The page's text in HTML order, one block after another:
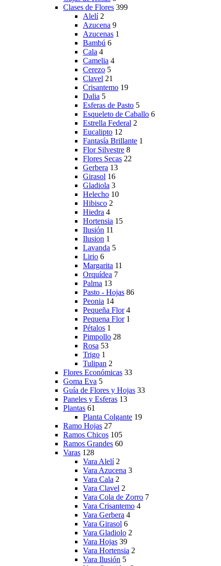
Clases de Flores 399
Alelí 2
Azucena 9
Azucenas 1
Bambú 6
Cala 4
Camelia 4
Cerezo 5
Clavel 21
Crisantemo 19
Dalia 5
Esferas de Pasto 5
Esqueleto de Caballo 6
Estrella Federal 2
Eucalipto 12
Fantasía Brillante 1
Flor Silvestre 8
Flores Secas 22
Gerbera 13
Girasol 16
Gladiola 3
Helecho 10
Hibisco 2
Hiedra 4
Hortensia 15
Ilusión 11
Ilusion 1
Lavanda 5
Lirio 6
Margarita 11
Orquídea 7
Palma 13
Pasto - Hojas 86
Peonia 14
Pequeña Flor 4
Pequena Flor 1
Pétalos 1
Pimpollo 28
Rosa 53
Trigo 1
Tulipan 2
Flores Económicas 33
Goma Eva 5
Guía de Flores y Hojas 33
Paneles y Esferas 13
Plantas 61
Planta Colgante 19
Ramo Hojas 27
Ramos Chicos 105
Ramos Grandes 60
Varas 128
Vara Alelí 2
Vara Azucena 3
Vara Cala 2
Vara Clavel 2
Vara Cola de Zorro 7
Vara Crisantemo 4
Vara Gerbera 4
Vara Girasol 6
Vara Gladiolo 2
Vara Hojas 39
Vara Hortensia 2
Vara Ilusión 5